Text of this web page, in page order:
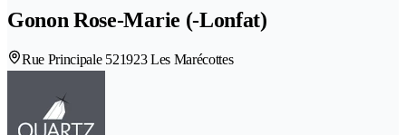
Gonon Rose-Marie (-Lonfat)
Rue Principale 521923 Les Marécottes